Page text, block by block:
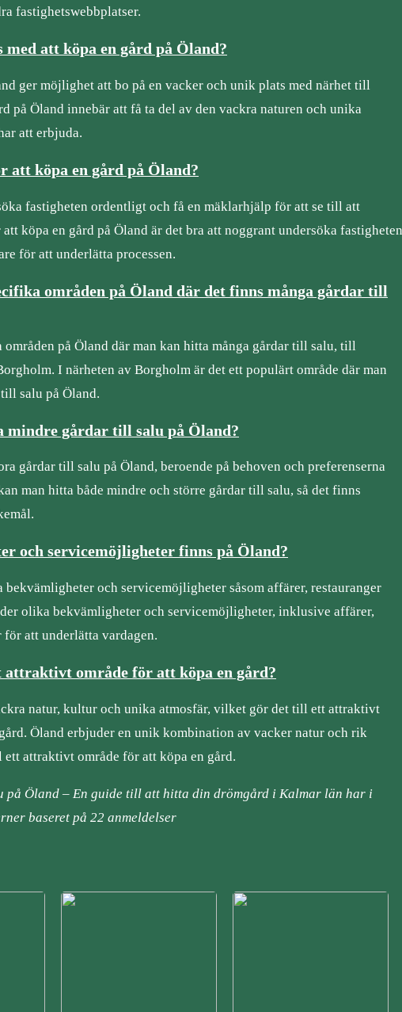
fastighetswebbplatser.
att köpa en gård på Öland?
ger möjlighet att bo på en vacker och unik plats med närhet till
på Öland innebär att få ta del av den vackra naturen och unika
att erbjuda.
att köpa en gård på Öland?
fastigheten ordentligt och få en mäklarhjälp för att se till att
köpa en gård på Öland är det bra att noggrant undersöka fastigheten
för att underlätta processen.
områden på Öland där det finns många gårdar till
på Öland där man kan hitta många gårdar till salu, till
I närheten av Borgholm är det ett populärt område där man
salu på Öland.
mindre gårdar till salu på Öland?
gårdar till salu på Öland, beroende på behoven och preferenserna
man hitta både mindre och större gårdar till salu, så det finns
och servicemöjligheter finns på Öland?
bekvämligheter och servicemöjligheter såsom affärer, restauranger
olika bekvämligheter och servicemöjligheter, inklusive affärer,
att underlätta vardagen.
område för att köpa en gård?
natur, kultur och unika atmosfär, vilket gör det till ett attraktivt
Öland erbjuder en unik kombination av vacker natur och rik
attraktivt område för att köpa en gård.
Öland – En guide till att hitta din drömgård i Kalmar län har i
baseret på 22 anmeldelser